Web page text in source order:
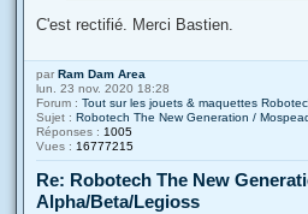
C'est rectifié. Merci Bastien.
par Ram Dam Area
lun. 23 nov. 2020 18:28
Forum : Tout sur les jouets & maquettes
Sujet : Robotech The New Generation /
Réponses : 1005
Vues : 16777215
Re: Robotech The New
Alpha/Beta/Legioss